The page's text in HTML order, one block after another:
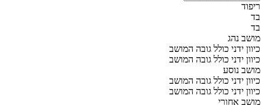
ריפוד
בד
בד
מושב נהג
כיוון ידני כולל גובה המושב
כיוון ידני כולל גובה המושב
מושב נוסע
כיוון ידני כולל גובה המושב
כיוון ידני כולל גובה המושב
מושב אחורי